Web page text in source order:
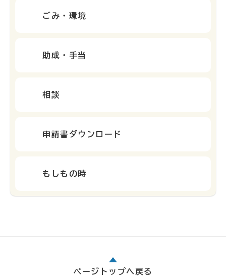
ごみ・環境
助成・手当
相談
申請書ダウンロード
もしもの時
ページトップへ戻る